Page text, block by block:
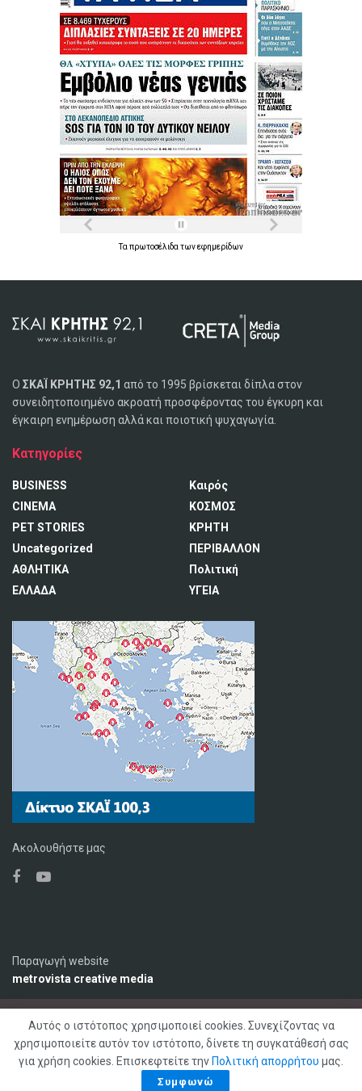
Τα πρωτοσέλιδα τωνεφημερίδων
Ο ΣΚΑΪ ΚΡΗΤΗΣ 92,1 από το 1995 βρίσκεται δίπλα στον
συνειδητοποιημένο ακροατή προσφέροντας του έγκυρη και
έγκαιρη ενημέρωση αλλά και ποιοτική ψυχαγωγία.
Κατηγορίες
BUSINESS
CINEMA
PET STORIES
Uncategorized
ΑΘΛΗΤΙΚΑ
ΕΛΛΑΔΑ
Καιρός
ΚΟΣΜΟΣ
ΚΡΗΤΗ
ΠΕΡΙΒΑΛΛΟΝ
Πολιτική
ΥΓΕΙΑ
Ακολουθήστε μας
Παραγωγή website
metrovista creative media
Ο Σταθμός Διαφήμιση
Επικοινωνία
Πολιτική Απορρήτου
© 2020 ΣΚΑΪ ΚΡΗΤΗΣ 92,1 FM, Με επιφύλαξη παντός δικαιώματος
Αυτός ο ιστότοπος χρησιμοποιεί cookies. Συνεχίζοντας να
χρησιμοποιείτε αυτόν τον ιστότοπο, δίνετε τη συγκατάθεσή σας
για χρήση cookies. Επισκεφτείτε την Πολιτική απορρήτου μας.
Συμφωνώ